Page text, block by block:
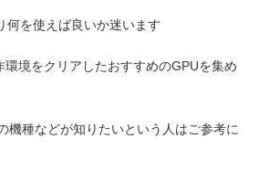
何を使えば良いか迷います
境をクリアしたおすすめのGPUを集め
機種などが知りたいという人はご参考に